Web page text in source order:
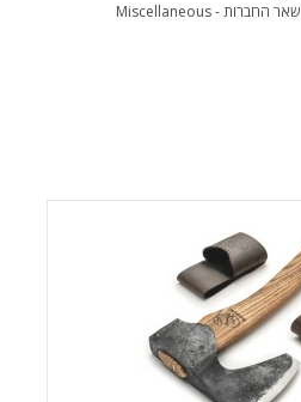
שאר החברות - Miscellaneous